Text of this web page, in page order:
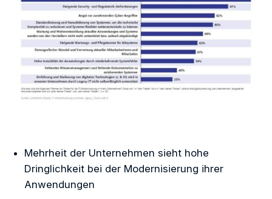
Mehrheit der Unternehmen sieht hohe
Dringlichkeit bei der Modernisierung ihrer
Anwendungen